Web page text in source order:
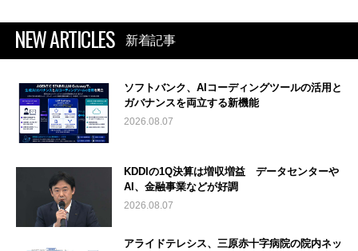
NEW ARTICLES 新着記事
ソフトバンク、AIコーディングツールの活用と
ガバナンスを両立する新機能
2026.08.07
KDDIの1Q決算は増収増益 データセンターや
AI、金融事業などが好調
2026.08.07
アライドテレシス、三原赤十字病院の院内ネッ